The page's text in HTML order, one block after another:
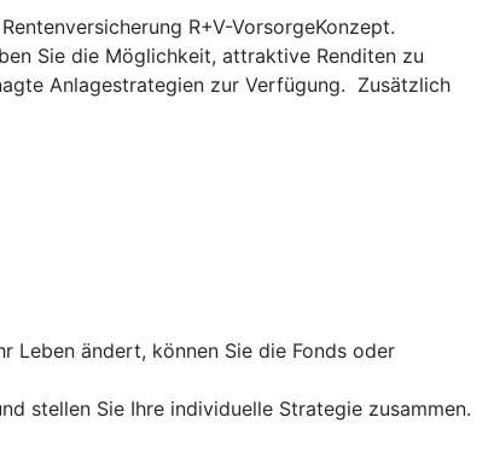
R+V-VorsorgeKonzept.
Sie die Möglichkeit, attraktive Renditen zu
Anlagestrategien zur Verfügung. Zusätzlich
Leben ändert, können Sie die Fonds oder
stellen Sie Ihre individuelle Strategie zusammen.